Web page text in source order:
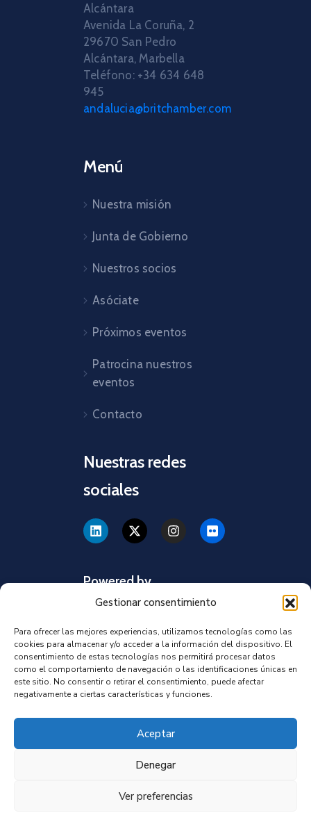
Gestionar consentimiento
Para ofrecer las mejores experiencias, utilizamos tecnologías como las
cookies para almacenar y/o acceder a la información del dispositivo. El
consentimiento de estas tecnologías nos permitirá procesar datos
como el comportamiento de navegación o las identificaciones únicas en
este sitio. No consentir o retirar el consentimiento, puede afectar
negativamente a ciertas características y funciones.
Aceptar
Denegar
Ver preferencias
Alcántara
Avenida La Coruña, 2
29670 San Pedro
Alcántara, Marbella
Teléfono: +34 634 648
945
andalucia@britchamber.com
Menú
Nuestra misión
Junta de Gobierno
Nuestros socios
Asóciate
Próximos eventos
Patrocina nuestros
eventos
Contacto
Nuestras redes
sociales
Powered by